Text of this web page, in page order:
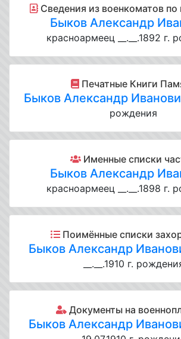
Cведения из военкоматов по
Быков Александр
красноармеец __.__.1892 г.
Печатные Книги
Быков Александр
рождения
Именные списки
Быков Александр
красноармеец __.__.1898 г.
Поимённые списки
Быков Александр
__.__.1910 г.
Документы на
Быков Александр